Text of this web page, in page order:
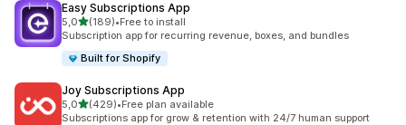
Easy Subscriptions App
5,0na 5 gwiazdek
(189)
Łączna liczba recenzji: 189
•Free to install
Subscription app for recurring revenue, boxes, and bundles
Built for Shopify
Joy Subscriptions App
5,0na 5 gwiazdek
(429)
Łączna liczba recenzji: 429
•Free plan available
Subscriptions app for grow & retention with 24/7 human support